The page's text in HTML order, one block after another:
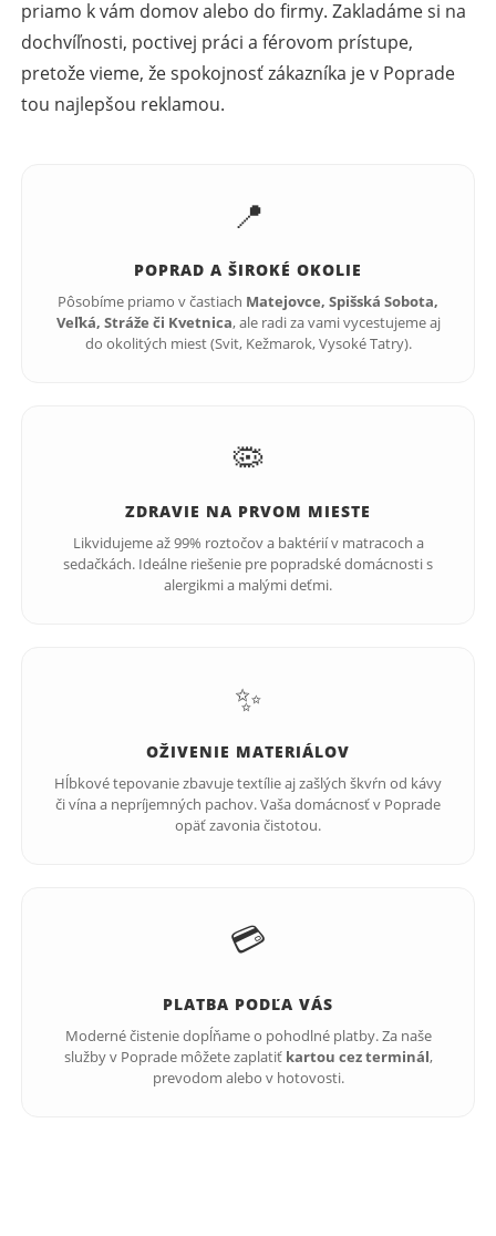
priamo k vám domov alebo do firmy. Zakladáme si na
dochvíľnosti, poctivej práci a férovom prístupe,
pretože vieme, že spokojnosť zákazníka je v Poprade
tou najlepšou reklamou.
📍
POPRAD A ŠIROKÉ OKOLIE
Pôsobíme priamo v častiach Matejovce, Spišská Sobota,
Veľká, Stráže či Kvetnica, ale radi za vami vycestujeme aj
do okolitých miest (Svit, Kežmarok, Vysoké Tatry).
🦠
ZDRAVIE NA PRVOM MIESTE
Likvidujeme až 99% roztočov a baktérií v matracoch a
sedačkách. Ideálne riešenie pre popradské domácnosti s
alergikmi a malými deťmi.
✨
OŽIVENIE MATERIÁLOV
Hĺbkové tepovanie zbavuje textílie aj zašlých škvŕn od kávy
či vína a nepríjemných pachov. Vaša domácnosť v Poprade
opäť zavonia čistotou.
💳
PLATBA PODĽA VÁS
Moderné čistenie dopĺňame o pohodlné platby. Za naše
služby v Poprade môžete zaplatiť kartou cez terminál,
prevodom alebo v hotovosti.